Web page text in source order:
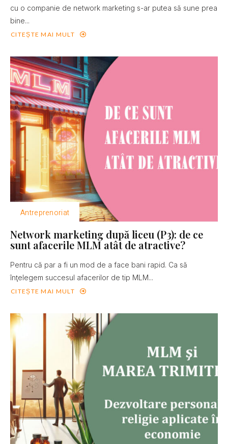
cu o companie de network marketing s-ar putea să sune prea
bine...
CITEȘTE MAI MULT
Antreprenoriat
Network marketing după liceu (P3): de ce
sunt afacerile MLM atât de atractive?
Pentru că par a fi un mod de a face bani rapid. Ca să
înţelegem succesul afacerilor de tip MLM...
CITEȘTE MAI MULT